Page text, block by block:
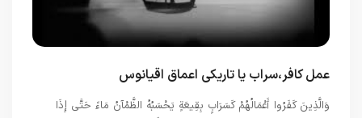
عمل کافر،سراب یا تاریکی اعماق اقیانوس
وَالَّذِينَ كَفَرُوا أَعْمَالُهُمْ كَسَرَابٍ بِقِيعَةٍ يَحْسَبُهُ الظَّمْآنُ مَاءً حَتَّى إِذَا